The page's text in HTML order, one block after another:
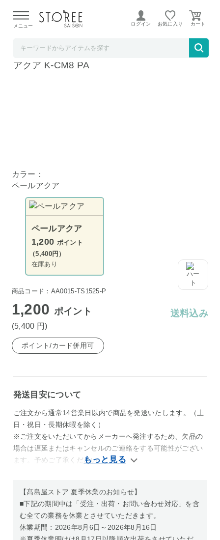
よる配送遅延が発生しております。
メニュー ログイン お気に入り
Toffy 5カップアロマコーヒーメーカー ペール
アクア K-CM8 PA
カラー：
ペールアクア
ペールアクア
1,200 ポイント
（5,400円）
在庫あり
商品コード：AA0015-TS1525-P
1,200 ポイント
(5,400 円)
送料込み
ポイント/カード併用可
発送目安について
ご注文から通常14営業日以内で商品を発送いたします。（土
日・祝日・長期休暇を除く）
※ご注文をいただいてからメーカーへ発注するため、欠品の
場合は遅延またはキャンセルのご連絡をする可能性がござい
ます。予めご了承ください。
【髙島屋ストア 夏季休業のお知らせ】
■下記の期間中は「受注・出荷・お問い合わせ対応」を含
む全ての業務を休業とさせていただきます。
休業期間：2026年8月6日～2026年8月16日